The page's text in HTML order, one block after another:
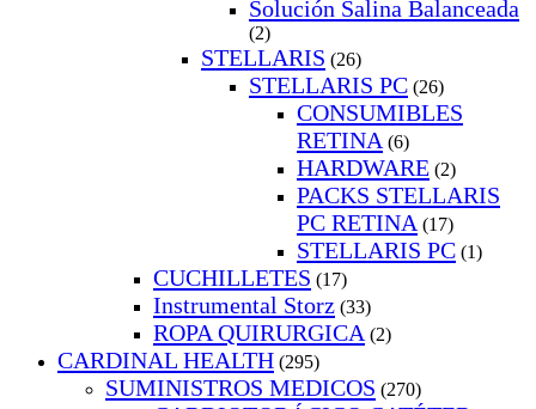
Solución Salina Balanceada
(2)
STELLARIS (26)
STELLARIS PC (26)
CONSUMIBLES
RETINA (6)
HARDWARE (2)
PACKS STELLARIS
PC RETINA (17)
STELLARIS PC (1)
CUCHILLETES (17)
Instrumental Storz (33)
ROPA QUIRURGICA (2)
CARDINAL HEALTH (295)
SUMINISTROS MEDICOS (270)